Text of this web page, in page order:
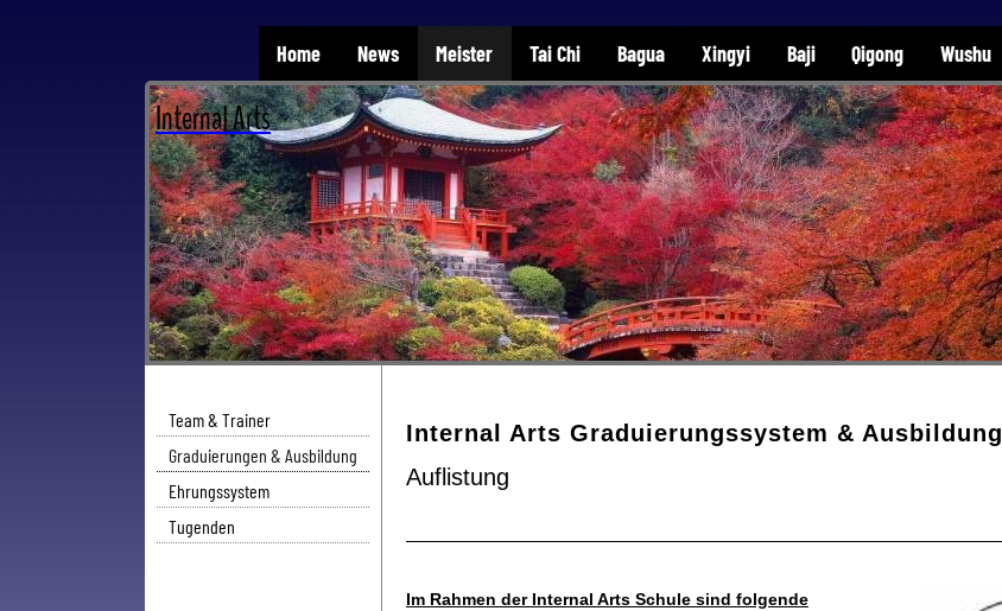
Home News Meister Tai Chi Bagua Xingyi Baji Qigong Wushu
Internal Arts
Team & Trainer
Graduierungen & Ausbildung
Ehrungssystem
Tugenden
Internal Arts Graduierungssystem & Ausbildung
Auflistung
Im Rahmen der Internal Arts Schule sind folgende